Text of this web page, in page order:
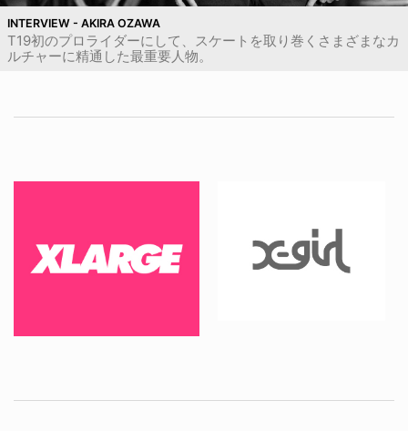
INTERVIEW - AKIRA OZAWA
T19初のプロライダーにして、スケートを取り巻くさまざまなカ
ルチャーに精通した最重要人物。